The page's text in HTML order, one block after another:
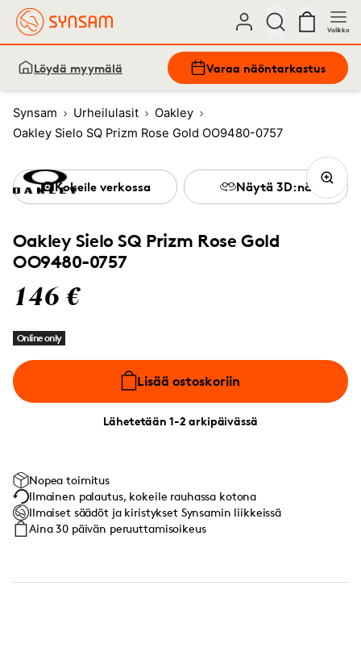
Valikko
Löydä myymälä Varaa näöntarkastus
Synsam Urheilulasit
Oakley
Oakley Sielo SQ Prizm Rose Gold OO9480-0757
Oakley Sielo SQ Prizm Rose Gold
OO9480-0757
146 €
Online only
Lisää ostoskoriin
Lähetetään 1-2 arkipäivässä
Kokeile verkossa Näytä 3D:nä
Nopea toimitus
Ilmainen palautus, kokeile rauhassa kotona
Ilmaiset säädöt ja kiristykset Synsamin liikkeissä
Aina 30 päivän peruuttamisoikeus